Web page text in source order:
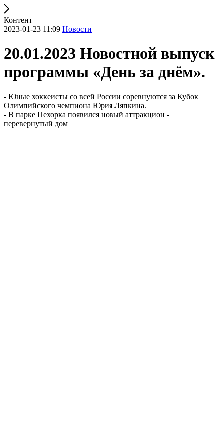
Контент
2023-01-23 11:09 Новости
20.01.2023 Новостной выпуск
программы «День за днём».
- Юные хоккеисты со всей России соревнуются за Кубок
Олимпийского чемпиона Юрия Ляпкина.
- В парке Пехорка появился новый аттракцион -
перевернутый дом